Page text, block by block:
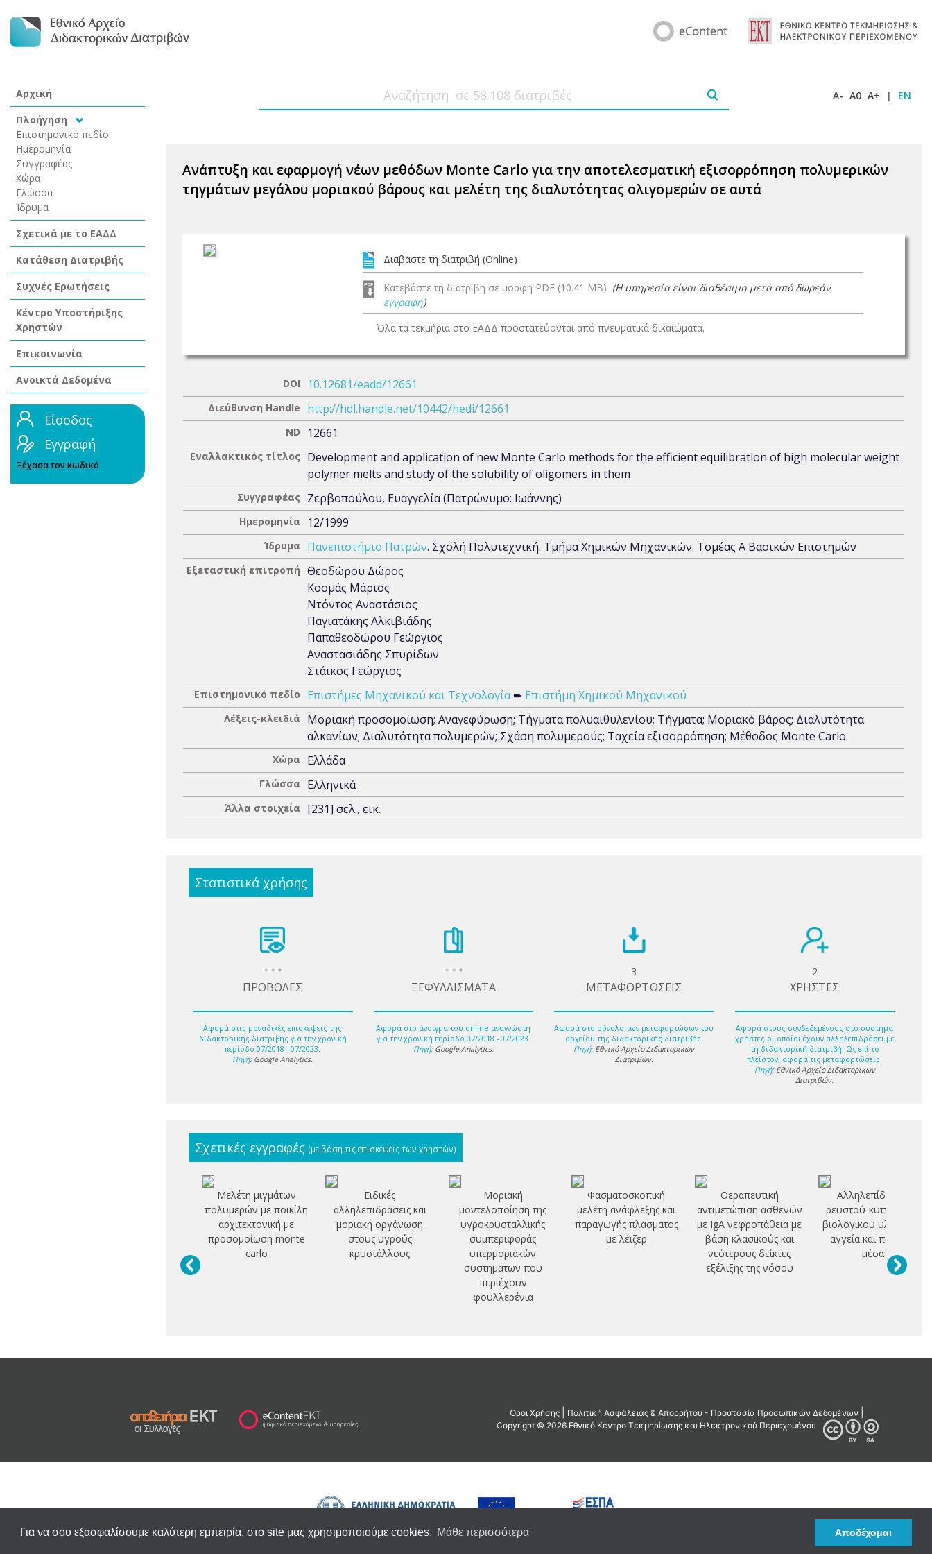
Για να σου εξασφαλίσουμε καλύτερη εμπειρία, στο site μας χρησιμοποιούμε cookies. Μάθε περισσότερα Αποδέχομαι
Αρχική
Πλοήγηση
Επιστημονικό πεδίο
Ημερομηνία
Συγγραφέας
Χώρα
Γλώσσα
Ίδρυμα
Σχετικά με το ΕΑΔΔ
Κατάθεση Διατριβής
Συχνές Ερωτήσεις
Κέντρο Υποστήριξης
Χρηστών
Επικοινωνία
Ανοικτά Δεδομένα
Είσοδος
Εγγραφή
Ξέχασα τον κωδικό
A- A0 A+ | EN
Ανάπτυξη και εφαρμογή νέων μεθόδων Monte Carlo για την αποτελεσματική εξισορρόπηση πολυμερικών
τηγμάτων μεγάλου μοριακού βάρους και μελέτη της διαλυτότητας ολιγομερών σε αυτά
Διαβάστε τη διατριβή (Online)
Κατεβάστε τη διατριβή σε μορφή PDF (10.41 MB) (Η υπηρεσία είναι διαθέσιμη μετά από δωρεάν
εγγραφή)
Όλα τα τεκμήρια στο ΕΑΔΔ προστατεύονται από πνευματικά δικαιώματα.
DOI 10.12681/eadd/12661
Διεύθυνση Handle http://hdl.handle.net/10442/hedi/12661
ND 12661
Εναλλακτικός τίτλος Development and application of new Monte Carlo methods for the efficient equilibration of high molecular weight
polymer melts and study of the solubility of oligomers in them
Συγγραφέας Ζερβοπούλου, Ευαγγελία (Πατρώνυμο: Ιωάννης)
Ημερομηνία 12/1999
Ίδρυμα Πανεπιστήμιο Πατρών. Σχολή Πολυτεχνική. Τμήμα Χημικών Μηχανικών. Τομέας Α Βασικών Επιστημών
Εξεταστική επιτροπή Θεοδώρου Δώρος
Κοσμάς Μάριος
Ντόντος Αναστάσιος
Παγιατάκης Αλκιβιάδης
Παπαθεοδώρου Γεώργιος
Αναστασιάδης Σπυρίδων
Στάικος Γεώργιος
Επιστημονικό πεδίο Επιστήμες Μηχανικού και Τεχνολογία➨ Επιστήμη Χημικού Μηχανικού
Λέξεις-κλειδιά
Μοριακή προσομοίωση; Αναγεφύρωση; Τήγματα πολυαιθυλενίου; Τήγματα; Μοριακό βάρος; Διαλυτότητα
αλκανίων; Διαλυτότητα πολυμερών; Σχάση πολυμερούς; Ταχεία εξισορρόπηση; Μέθοδος Monte Carlo
Χώρα Ελλάδα
Γλώσσα Ελληνικά
Άλλα στοιχεία [231] σελ., εικ.
Στατιστικά χρήσης
ΠΡΟΒΟΛΕΣ
Αφορά στις μοναδικές επισκέψεις της
διδακτορικής διατριβής για την χρονική
περίοδο 07/2018 - 07/2023.
Πηγή: Google Analytics.
ΞΕΦΥΛΛΙΣΜΑΤΑ
Αφορά στο άνοιγμα του online αναγνώστη
για την χρονική περίοδο 07/2018 - 07/2023.
Πηγή: Google Analytics.
3
ΜΕΤΑΦΟΡΤΩΣΕΙΣ
Αφορά στο σύνολο των μεταφορτώσων του
αρχείου της διδακτορικής διατριβής.
Πηγή: Εθνικό Αρχείο Διδακτορικών
Διατριβών.
2
ΧΡΗΣΤΕΣ
Αφορά στους συνδεδεμένους στο σύστημα
χρήστες οι οποίοι έχουν αλληλεπιδράσει με
τη διδακτορική διατριβή. Ως επί το
πλείστον, αφορά τις μεταφορτώσεις.
Πηγή: Εθνικό Αρχείο Διδακτορικών
Διατριβών.
Σχετικές εγγραφές (με βάση τις επισκέψεις των χρηστών)
Μελέτη μιγμάτων
πολυμερών με ποικίλη
αρχιτεκτονική με
προσομοίωση monte
carlo
Ειδικές
αλληλεπιδράσεις και
μοριακή οργάνωση
στους υγρούς
κρυστάλλους
Μοριακή
μοντελοποίηση της
υγροκρυσταλλικής
συμπεριφοράς
υπερμοριακών
συστημάτων που
περιέχουν
φουλλερένια
Φασματοσκοπική
μελέτη ανάφλεξης και
παραγωγής πλάσματος
με λέϊζερ
Θεραπευτική
αντιμετώπιση ασθενών
με IgA νεφροπάθεια με
βάση κλασικούς και
νεότερους δείκτες
εξέλιξης της νόσου
Αλληλεπίδραση
ρευστού-κυτταρικού
βιολογικού υλικού σε
αγγεία και πορώδη
μέσα